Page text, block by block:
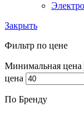
Закрыть
Фильтр по цене
Минимальная цена
цена
По Бренду